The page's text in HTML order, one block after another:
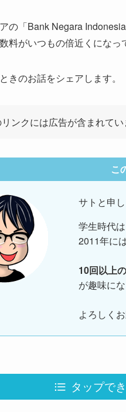
の「Bank Negara
料がいつもの倍近くになっ
きのお話をシェアします。
ンクには広告が含まれてい
こ
サトと申し
学生時代
2011年に
10回以上
が趣味に
よろしく
タップで